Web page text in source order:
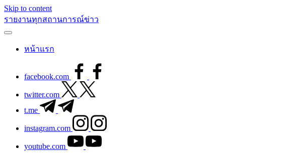
Skip to content
รายงานทุกสถานการณ์ข่าว
หน้าแรก
facebook.com
twitter.com
t.me
instagram.com
youtube.com